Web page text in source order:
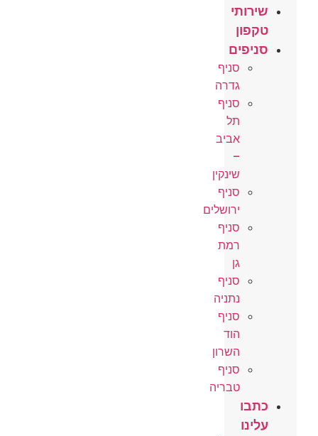
שירותי
טקפון
סניפים
סניף
גדרה
סניף
תל
אביב
–
שינקין
סניף
ירושלים
סניף
רמת
גן
סניף
נתניה
סניף
הוד
השרון
סניף
טבריה
כתבו
עלינו